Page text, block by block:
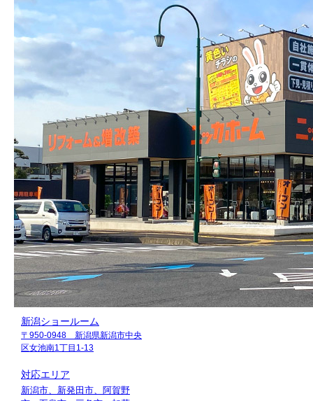
新潟ショールーム
〒950-0948 新潟県新潟市中央
区女池南1丁目1-13
対応エリア
新潟市、新発田市、阿賀野